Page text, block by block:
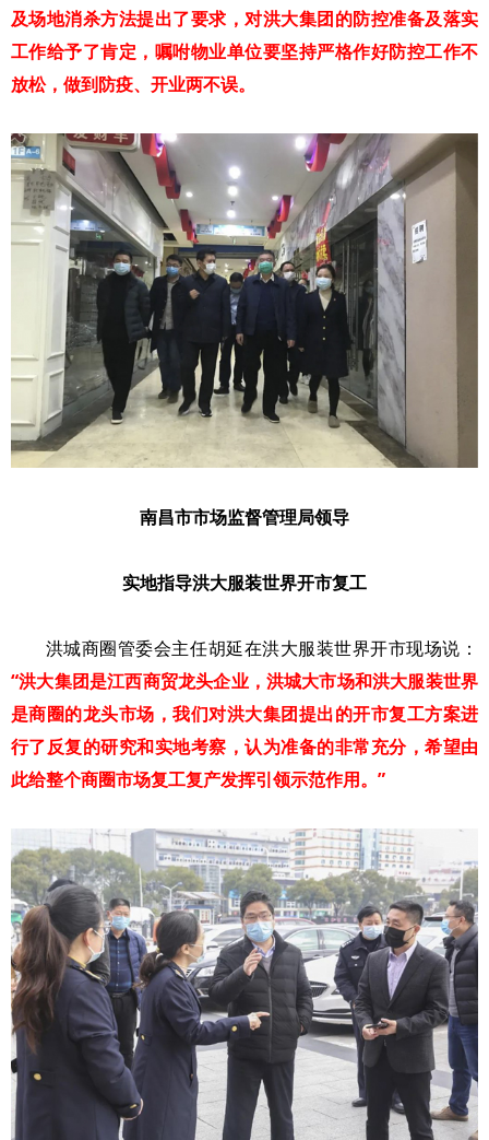
及场地消杀方法提出了要求，对洪大集团的防控准备及落实
工作给予了肯定，嘱咐物业单位要坚持严格作好防控工作不
放松，做到防疫、开业两不误。
南昌市市场监督管理局领导
实地指导洪大服装世界开市复工
洪城商圈管委会主任胡延在洪大服装世界开市现场说：
“洪大集团是江西商贸龙头企业，洪城大市场和洪大服装世界
是商圈的龙头市场，我们对洪大集团提出的开市复工方案进
行了反复的研究和实地考察，认为准备的非常充分，希望由
此给整个商圈市场复工复产发挥引领示范作用。”